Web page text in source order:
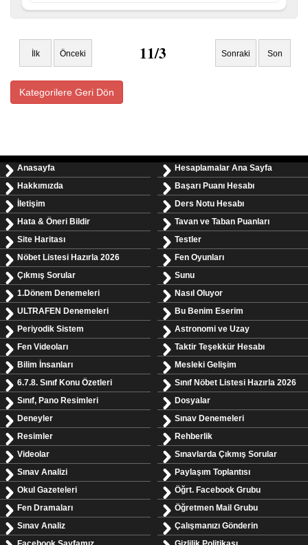
İlk Önceki 11/3 Sonraki Son
Kategorilere Geri Dön
Anasayfa
Hakkımızda
İletişim
Hata & Öneri Bildir
Site Haritası
Nöbet Listesi Hazırla 2026
Çıkmış Sorular
1.Dönem Denemeleri
ULTRAFEN Denemeleri
Periyodik Sistem
Fen Videoları
Bilim İnsanları
6.7.8. Sınıf Konu Özetleri
Sınıf, Pano Resimleri
Deneyler
Resimler
Videolar
Sınav Analizi
Okul Gazeteleri
Fen Dramaları
Sınav Analiz
Hesaplamalar Ana Sayfa
Başarı Puanı Hesabı
Ders Notu Hesabı
Tavan ve Taban Puanları
Testler
Fen Oyunları
Sunu
Nasıl Oluyor
Bu Benim Eserim
Astronomi ve Uzay
Taktir Teşekkür Hesabı
Mesleki Gelişim
Sınıf Nöbet Listesi Hazırla 2026
Dosyalar
Sınav Denemeleri
Rehberlik
Sınavlarda Çıkmış Sorular
Paylaşım Toplantısı
Öğrt. Facebook Grubu
Öğretmen Mail Grubu
Çalışmanızı Gönderin